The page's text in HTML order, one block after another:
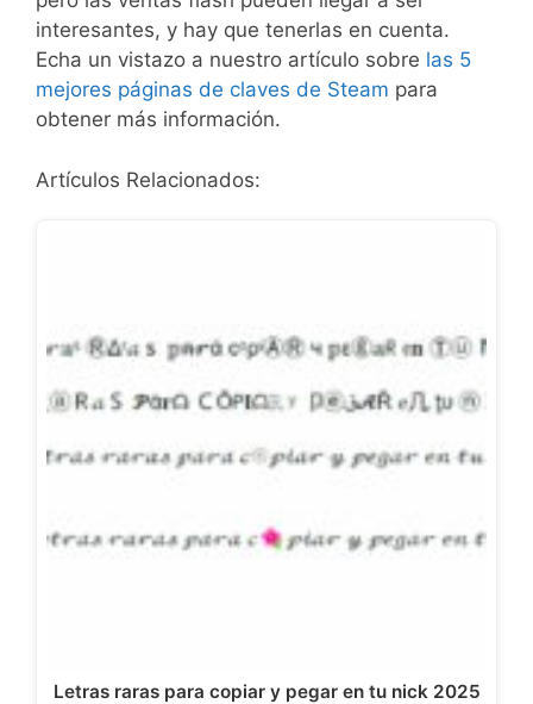
interesantes, y hay que tenerlas en cuenta.
Echa un vistazo a nuestro artículo sobre las 5
mejores páginas de claves de Steam para
obtener más información.
Artículos Relacionados:
Letras raras para copiar y pegar en tu nick 2025